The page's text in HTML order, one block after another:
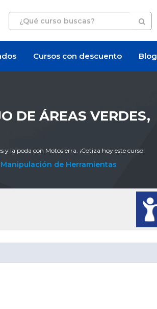
Cursos con descuento Blog
DE ÁREAS VERDES,
y la poda con Motosierra. ¡Cotiza hoy este curso!
Manipulación de Herramientas